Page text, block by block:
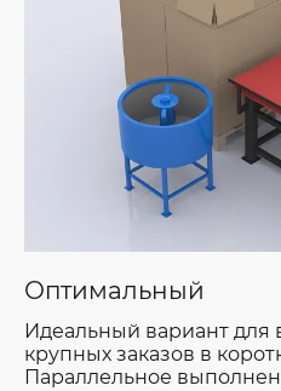
Оптимальный
Идеальный вариант
крупных заказов в
Параллельное